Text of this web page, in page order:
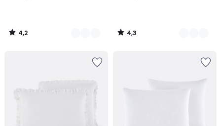
4,2
/
4,3
/